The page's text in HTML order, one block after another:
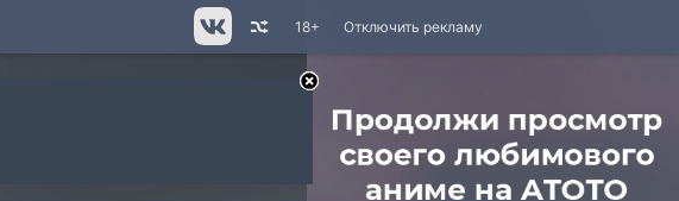
Отключить рекламу
18+